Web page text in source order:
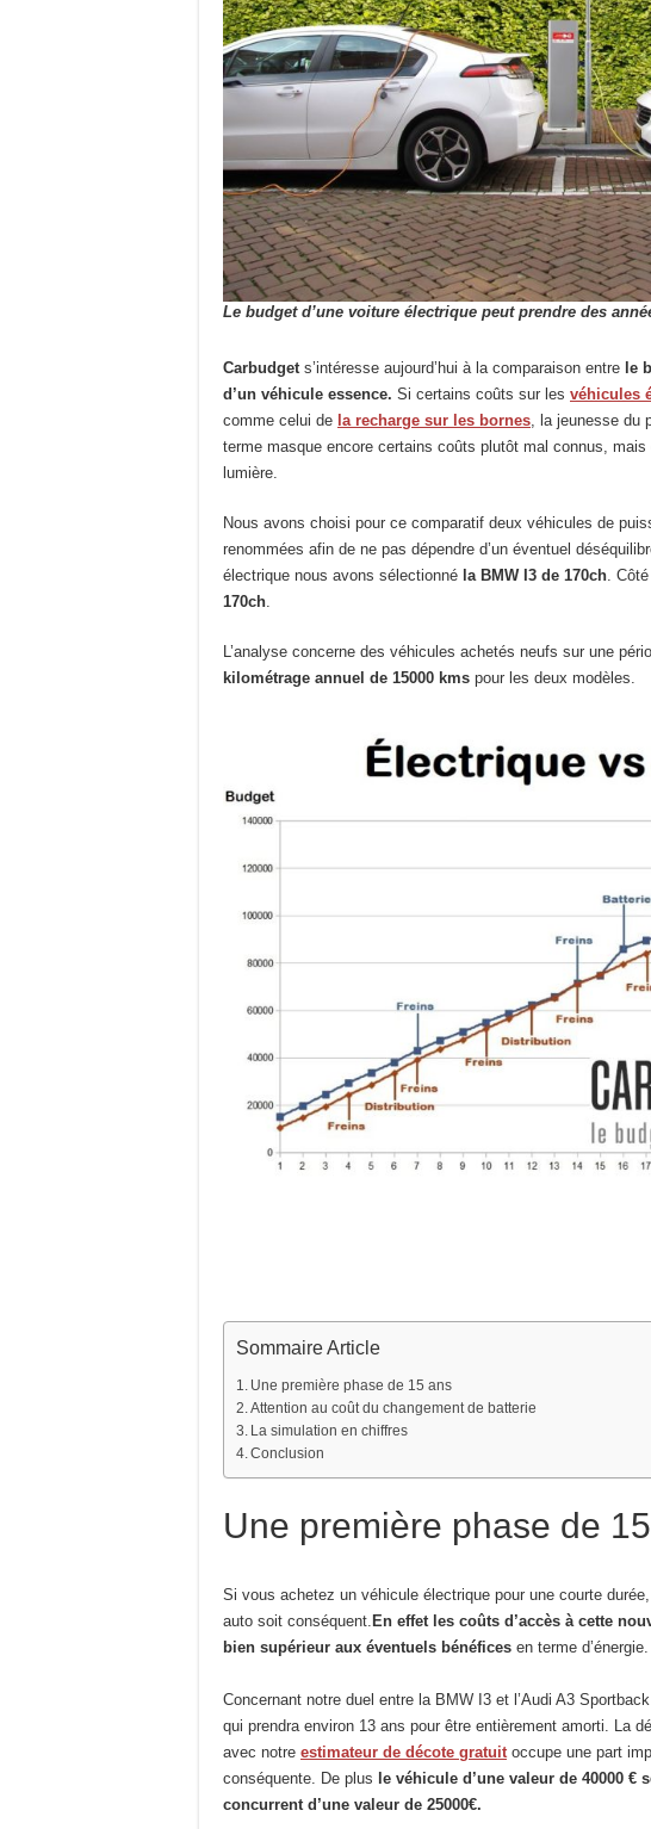
Le budget d’une voiture électrique peut prendre des
Carbudgets’intéresse aujourd’hui à la comparaison entre le
d’un véhicule essence. Si certains coûts sur les véhicules
comme celui de la recharge sur les bornes, la jeunesse du
terme masque encore certains coûts plutôt mal connus,
lumière.
Nous avons choisi pour ce comparatif deux véhicules de
renommées afin de ne pas dépendre d’un éventuel
électrique nous avons sélectionné la BMW I3 de 170ch.
170ch.
L’analyse concerne des véhicules achetés neufs sur une
kilométrage annuel de 15000 kms pour les deux modèles.
Sommaire Article
Une première phase de 15 ans
Attention au coût du changement de batterie
La simulation en chiffres
Conclusion
Une première phase de
Si vous achetez un véhicule électrique pour une courte
auto soit conséquent. En effet les coûts d’accès à cette
bien supérieur aux éventuels bénéfices en terme d’énergie.
Concernant notre duel entre la BMW I3 et l’Audi A3
qui prendra environ 13 ans pour être entièrement amorti. La
avec notre estimateur de décote gratuitoccupe une part
conséquente. De plus le véhicule d’une valeur de 40000
concurrent d’une valeur de 25000€.